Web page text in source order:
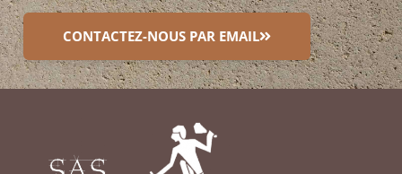
CONTACTEZ-NOUS PAR EMAIL